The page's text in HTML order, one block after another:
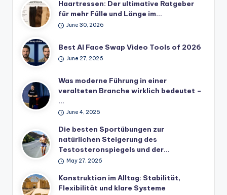
Haartressen: Der ultimative Ratgeber
für mehr Fülle und Länge im…
June 30, 2026
Best AI Face Swap Video Tools of 2026
June 27, 2026
Was moderne Führung in einer
veralteten Branche wirklich bedeutet –
…
June 4, 2026
Die besten Sportübungen zur
natürlichen Steigerung des
Testosteronspiegels und der…
May 27, 2026
Konstruktion im Alltag: Stabilität,
Flexibilität und klare Systeme